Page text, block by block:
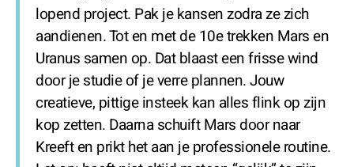
lopend project. Pak je kansen zodra ze zich
aandienen. Tot en met de 10e trekken Mars en
Uranus samen op. Dat blaast een frisse wind
door je studie of je verre plannen. Jouw
creatieve, pittige insteek kan alles flink op zijn
kop zetten. Daarna schuift Mars door naar
Kreeft en prikt het aan je professionele routine.